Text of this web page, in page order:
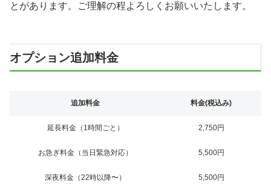
とがあります。ご理解の程よろしくお願いいたします。
オプション追加料金
追加料金 料金(税込み)
延長料金（1時間ごと） 2,750円
お急ぎ料金（当日緊急対応） 5,500円
深夜料金（22時以降〜） 5,500円